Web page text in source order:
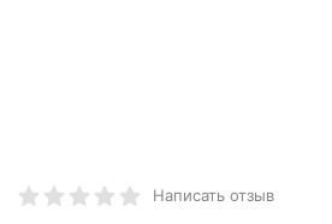
Написать отзыв